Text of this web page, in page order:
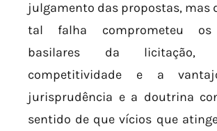
julgamento das propostas, mas
tal falha comprometeu os
basilares da
competitividade e a
jurisprudência e a doutrina
sentido de que vícios que